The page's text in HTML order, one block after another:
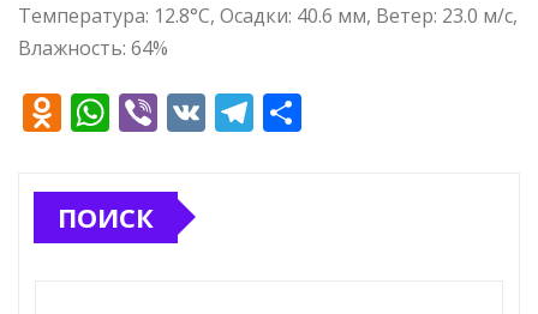
Температура: 12.8°C, Осадки: 40.6 мм, Ветер: 23.0 м/с,
Влажность: 64%
O
n
o
W
at
s
Vi
e
V T
ПОИСК